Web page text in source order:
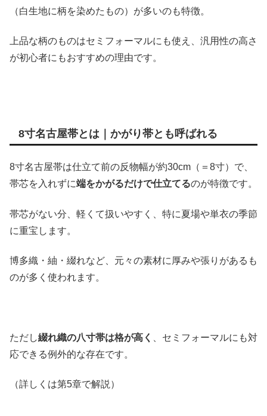
（白生地に柄を染めたもの）が多いのも特徴。
上品な柄のものはセミフォーマルにも使え、汎用性の高さ
が初心者にもおすすめの理由です。
8寸名古屋帯とは｜かがり帯とも呼ばれる
8寸名古屋帯は仕立て前の反物幅が約30cm（＝8寸）で、
帯芯を入れずに端をかがるだけで仕立てるのが特徴です。
帯芯がない分、軽くて扱いやすく、特に夏場や単衣の季節
に重宝します。
博多織・紬・綴れなど、元々の素材に厚みや張りがあるも
のが多く使われます。
ただし綴れ織の八寸帯は格が高く
、セミフォーマルにも対
応できる例外的な存在です。
（詳しくは第5章で解説）